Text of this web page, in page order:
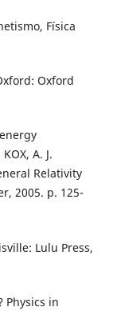
Física
Oxford
A. J.
Relativity
2005. p. 125-
Lulu Press,
Physics in